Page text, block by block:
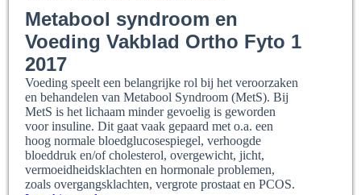
Metabool syndroom en
Voeding Vakblad Ortho Fyto 1
2017
Voeding speelt een belangrijke rol bij het veroorzaken
en behandelen van Metabool Syndroom (MetS). Bij
MetS is het lichaam minder gevoelig is geworden
voor insuline. Dit gaat vaak gepaard met o.a. een
hoog normale bloedglucosespiegel, verhoogde
bloeddruk en/of cholesterol, overgewicht, jicht,
vermoeidheidsklachten en hormonale problemen,
zoals overgangsklachten, vergrote prostaat en PCOS.